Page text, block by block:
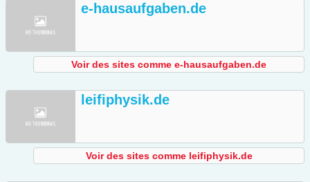
e-hausaufgaben.de
Voir des sites comme e-hausaufgaben.de
leifiphysik.de
Voir des sites comme leifiphysik.de